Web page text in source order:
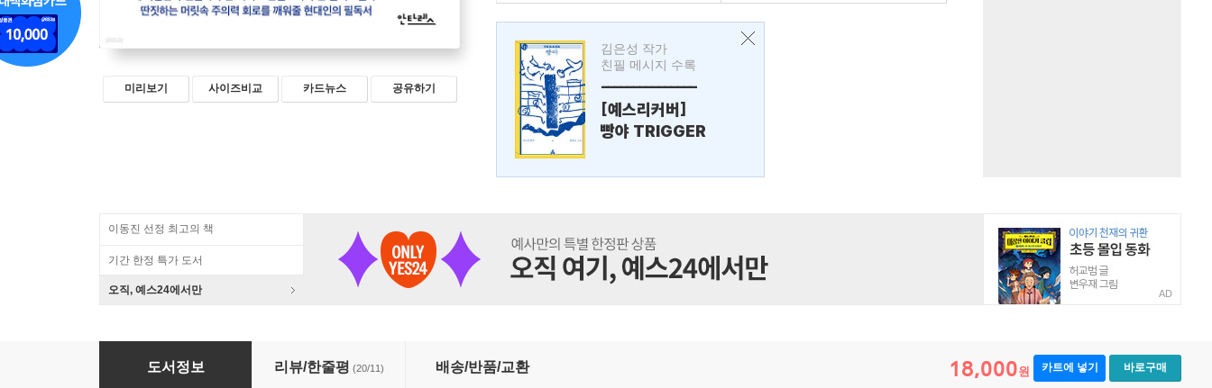
미리보기 사이즈비교 카드뉴스 공유하기
김은성 작가
친필 메시지 수록
---------------
[예스리커버]
빵야 TRIGGER
이동진 선정 최고의 책
기간 한정 특가 도서
오직, 예스24에서만 AD
기회의 심리학
도서정보 리뷰/한줄평 (20/11) 배송/반품/교환 18,000원 카트에 넣기 바로구매